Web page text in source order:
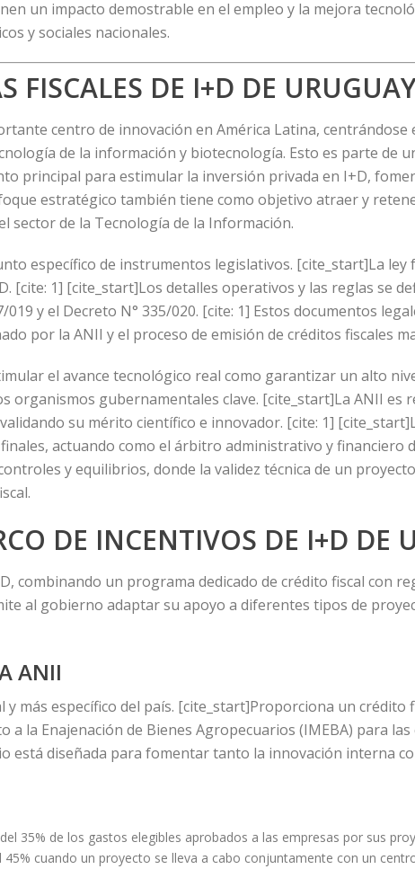
un impacto demostrable en el empleo y la mejora
y sociales nacionales.
FISCALES DE I+D DE
centro de innovación en América Latina, centrándose
de la información y biotecnología. Esto es parte de
principal para estimular la inversión privada en I+D,
estratégico también tiene como objetivo atraer y
sector de la Tecnología de la Información.
específico de instrumentos legislativos. [cite_start]La ley
[cite: 1] [cite_start]Los detalles operativos y las reglas se
y el Decreto N° 335/020. [cite: 1] Estos documentos
por la ANII y el proceso de emisión de créditos fiscales
el avance tecnológico real como garantizar un alto
organismos gubernamentales clave. [cite_start]La ANII es
su mérito científico e innovador. [cite: 1]
actuando como el árbitro administrativo y financiero
y equilibrios, donde la validez técnica de un
DE INCENTIVOS DE I+D DE
combinando un programa dedicado de crédito fiscal con
al gobierno adaptar su apoyo a diferentes tipos de
ANII
más específico del país. [cite_start]Proporciona un crédito
a la Enajenación de Bienes Agropecuarios (IMEBA) para
está diseñada para fomentar tanto la innovación interna
35% de los gastos elegibles aprobados a las empresas por sus
cuando un proyecto se lleva a cabo conjuntamente con un